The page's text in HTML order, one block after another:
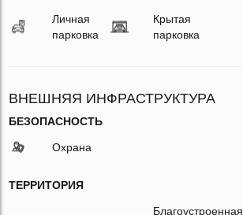
Личная
парковка
Крытая
парковка
ВНЕШНЯЯ ИНФРАСТРУКТУРА
БЕЗОПАСНОСТЬ
Охрана
ТЕРРИТОРИЯ
Благоустроенная